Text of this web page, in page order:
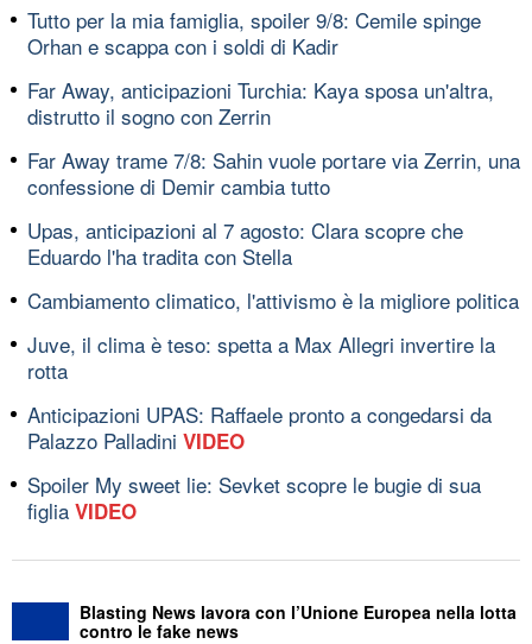
Tutto per la mia famiglia, spoiler 9/8: Cemile spinge
Orhan e scappa con i soldi di Kadir
Far Away, anticipazioni Turchia: Kaya sposa un'altra,
distrutto il sogno con Zerrin
Far Away trame 7/8: Sahin vuole portare via Zerrin, una
confessione di Demir cambia tutto
Upas, anticipazioni al 7 agosto: Clara scopre che
Eduardo l'ha tradita con Stella
Cambiamento climatico, l'attivismo è la migliore politica
Juve, il clima è teso: spetta a Max Allegri invertire la
rotta
Anticipazioni UPAS: Raffaele pronto a congedarsi da
Palazzo Palladini VIDEO
Spoiler My sweet lie: Sevket scopre le bugie di sua
figlia VIDEO
Blasting News lavora con l’Unione Europea nella lotta
contro le fake news